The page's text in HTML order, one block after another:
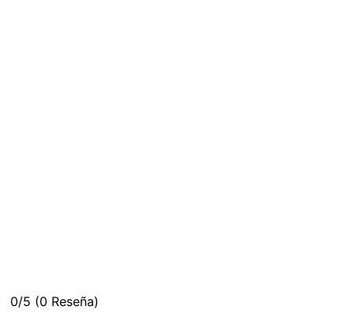
0/5 (0 Reseña)